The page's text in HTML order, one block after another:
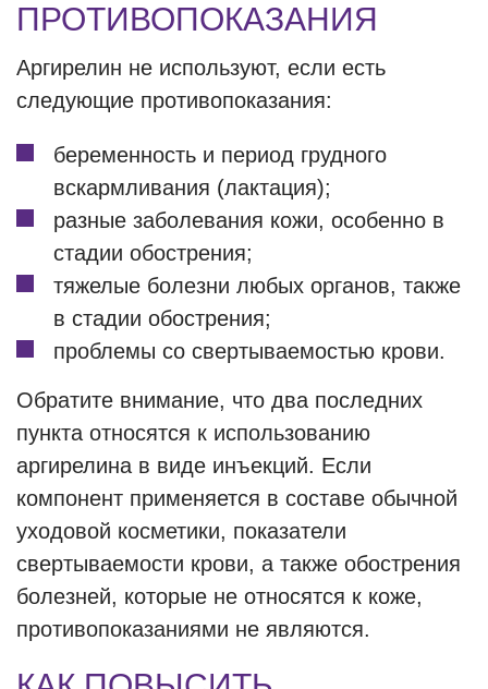
ПРОТИВОПОКАЗАНИЯ
Аргирелин не используют, если есть
следующие противопоказания:
беременность и период грудного
вскармливания (лактация);
разные заболевания кожи, особенно в
стадии обострения;
тяжелые болезни любых органов, также
в стадии обострения;
проблемы со свертываемостью крови.
Обратите внимание, что два последних
пункта относятся к использованию
аргирелина в виде инъекций. Если
компонент применяется в составе обычной
уходовой косметики, показатели
свертываемости крови, а также обострения
болезней, которые не относятся к коже,
противопоказаниями не являются.